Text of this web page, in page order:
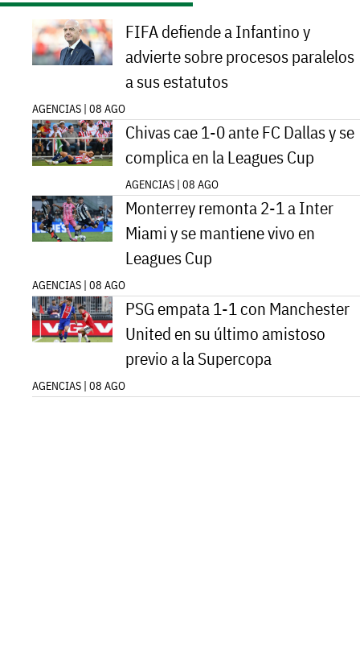
FIFA defiende a Infantino y
advierte sobre procesos paralelos
a sus estatutos
AGENCIAS | 08 AGO
Chivas cae 1-0 ante FC Dallas y se
complica en la Leagues Cup
AGENCIAS | 08 AGO
Monterrey remonta 2-1 a Inter
Miami y se mantiene vivo en
Leagues Cup
AGENCIAS | 08 AGO
PSG empata 1-1 con Manchester
United en su último amistoso
previo a la Supercopa
AGENCIAS | 08 AGO